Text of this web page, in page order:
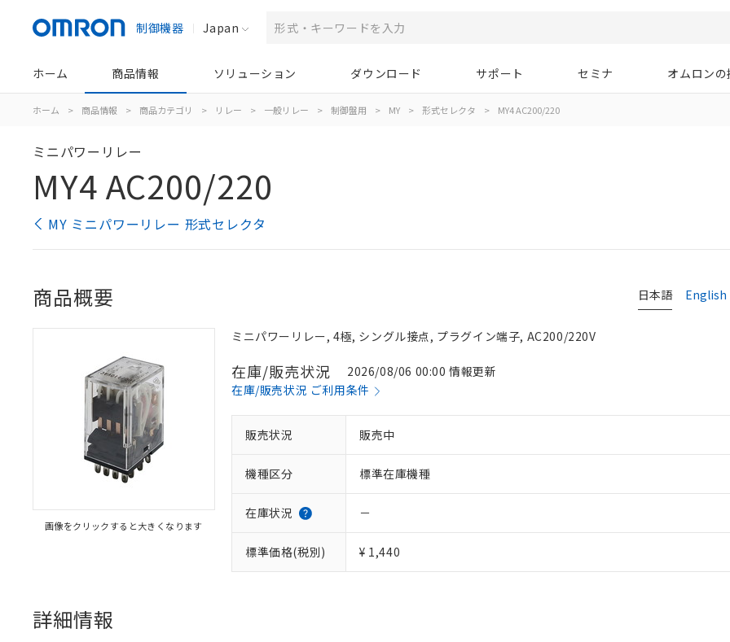
制御機器 Japan
ホーム 商品情報 ソリューション ダウンロード サポート セミナ オムロン
ホーム > 商品情報 > 商品カテゴリ > リレー > 一般リレー > 制御盤用 > MY > 形式セレクタ > MY4 AC200/220
ミニパワーリレー
MY4 AC200/220
MY ミニパワーリレー 形式セレクタ
日本語 English
商品概要
画像をクリックすると大きくなります
ミニパワーリレー, 4極, シングル接点, プラグイン端子, AC200/220V
在庫/販売状況
2026/08/06 00:00 情報更新
在庫/販売状況 ご利用条件
販売状況 販売中
機種区分 標準在庫機種
在庫状況 －
標準価格(税別) ¥ 1,440
詳細情報